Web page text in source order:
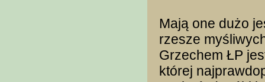
Mają one dużo
rzesze
Grzechem ŁP
której